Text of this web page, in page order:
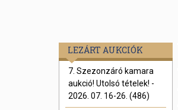
LEZÁRT AUKCIÓK
7. Szezonzáró kamara
aukció! Utolsó tételek! -
2026. 07. 16-26. (486)